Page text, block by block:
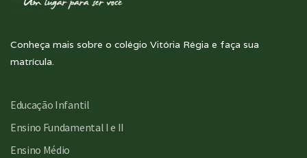
Conheça mais sobre o colégio Vitória Régia e faça sua
matrícula.
Educação Infantil
Ensino Fundamental I e II
Ensino Médio